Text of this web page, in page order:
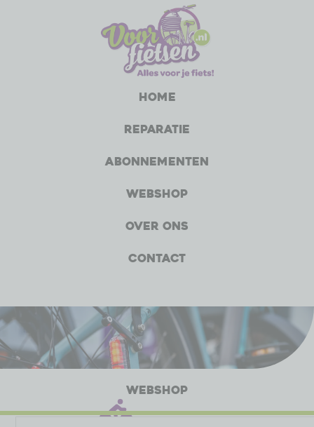
Home
Reparatie
Abonnementen
Webshop
Over ons
Contact
WEBSHOP